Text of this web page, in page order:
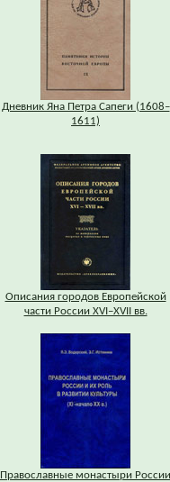
Дневник Яна Петра Сапеги (1608–
1611)
Описания городов Европейской
части России XVI–XVII вв.
Православные монастыри России